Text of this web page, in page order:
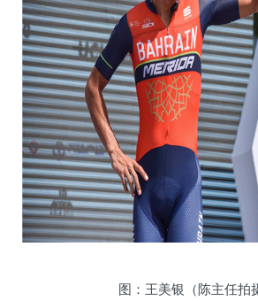
图：王美银（陈主任拍